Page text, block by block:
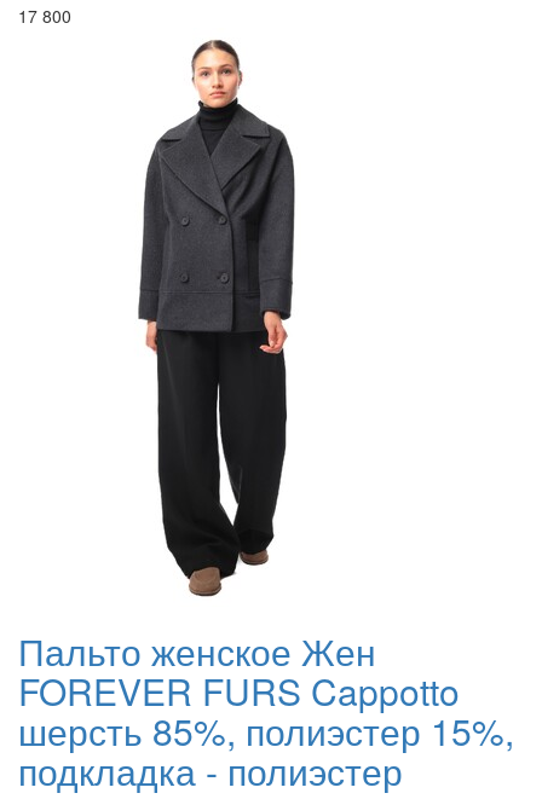
17 800
Пальто женское Жен
FOREVER FURS Cappotto
шерсть 85%, полиэстер 15%,
подкладка - полиэстер